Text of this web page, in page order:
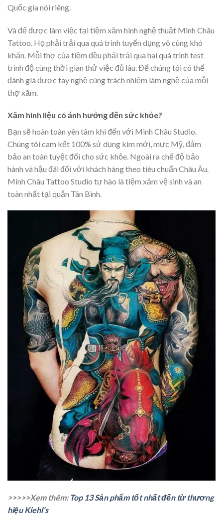
Quốc gia nói riêng.
Và để được làm việc tại tiệm xăm hình nghệ thuật Minh Châu
Tattoo. Họ phải trải qua quá trình tuyển dụng vô cùng khó
khăn. Mỗi thợ của tiệm đều phải trải qua hai quá trình test
trình độ cùng thời gian thử việc đủ lâu. Để chúng tôi có thể
đánh giá được tay nghề cùng trách nhiệm làm nghề của mỗi
thợ xăm.
Xăm hình liệu có ảnh hưởng đến sức khỏe?
Bạn sẽ hoàn toàn yên tâm khi đến với Minh Châu Studio.
Chúng tôi cam kết 100% sử dụng kim mới, mực Mỹ, đảm
bảo an toàn tuyệt đối cho sức khỏe. Ngoài ra chế độ bảo
hành và hậu đãi đối với khách hàng theo tiêu chuẩn Châu Âu.
Minh Châu Tattoo Studio tự hào là tiệm xăm vệ sinh và an
toàn nhất tại quận Tân Bình.
>>>>>Xem thêm: Top 13 Sản phẩm tốt nhất đến từ thương
hiệu Kiehl’s